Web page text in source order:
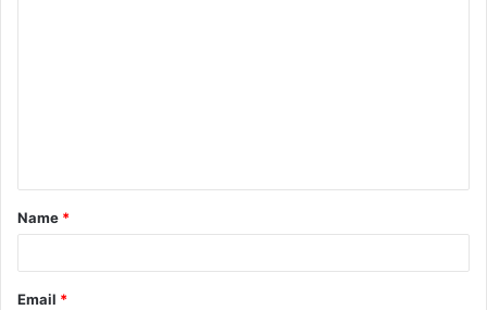
Name *
Email *